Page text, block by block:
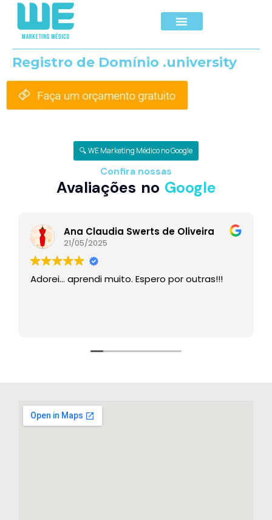
Registro de Domínio .university
🔍 WE Marketing Médico no Google
Confira nossas
Avaliações no Google
Ana Claudia Swerts de Oliveira
21/05/2025
Adorei… aprendi muito. Espero por outras!!!